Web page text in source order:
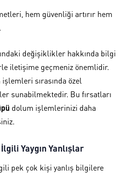
hem güvenliği artırır hem
değişiklikler hakkında bilgi
iletişime geçmeniz önemlidir.
sırasında özel
sunabilmektedir. Bu fırsatları
dolum işlemlerinizi daha
Yaygın Yanlışlar
pek çok kişi yanlış bilgilere